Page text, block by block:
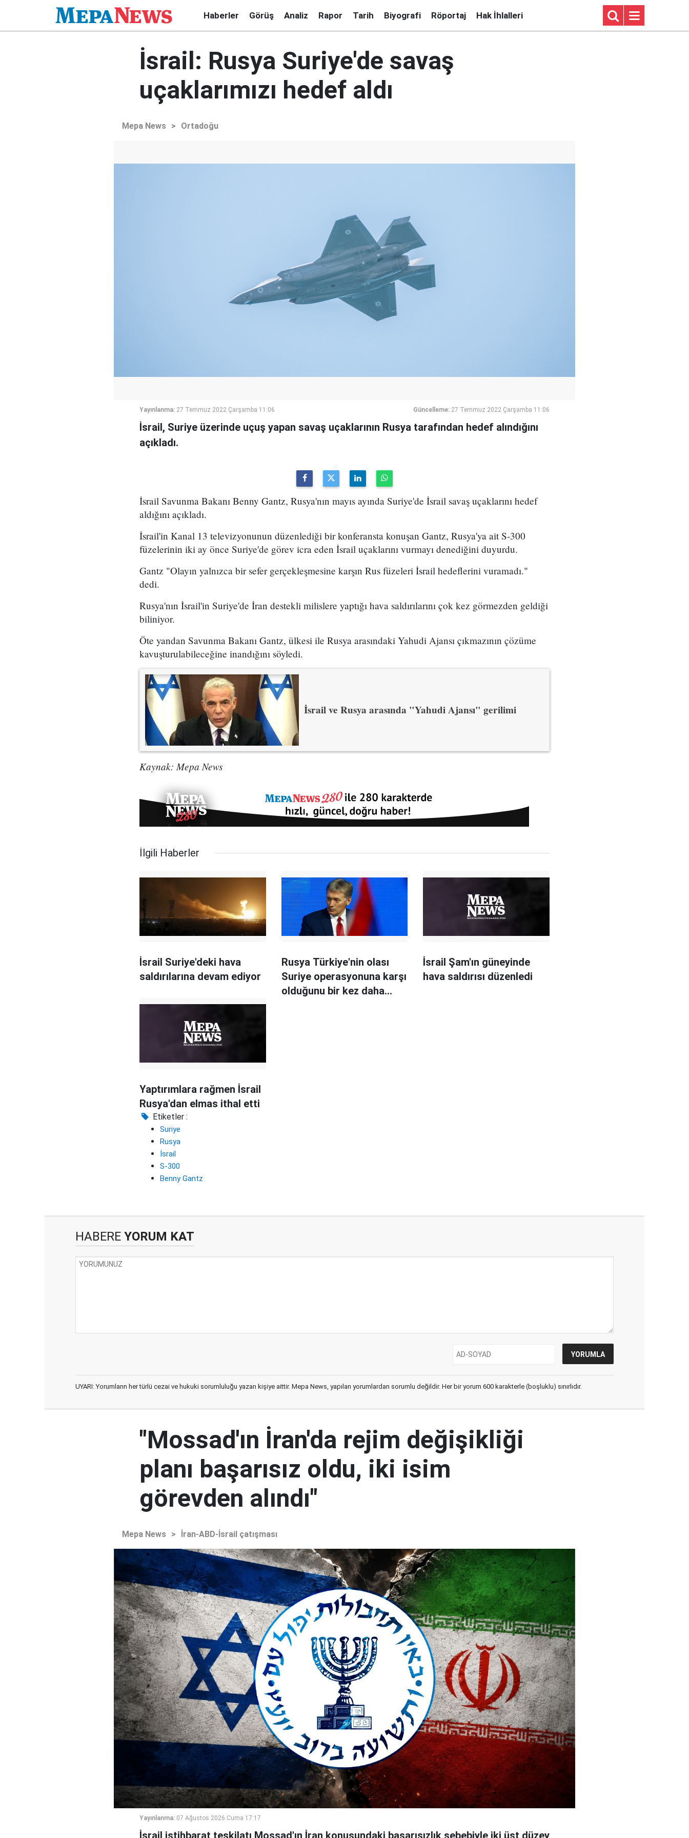
Haberler Görüş Analiz Rapor Tarih Biyografi Röportaj Hak İhlalleri
İsrail: Rusya Suriye'de savaş
uçaklarımızı hedef aldı
Mepa News > Ortadoğu
Yayınlanma: 27 Temmuz 2022 Çarşamba 11:06 Güncelleme: 27 Temmuz 2022 Çarşamba 11:06
İsrail, Suriye üzerinde uçuş yapan savaş uçaklarının Rusya tarafından hedef alındığını
açıkladı.
İsrail Savunma Bakanı Benny Gantz, Rusya'nın mayıs ayında Suriye'de İsrail savaş uçaklarını hedef
aldığını açıkladı.
İsrail'in Kanal 13 televizyonunun düzenlediği bir konferansta konuşan Gantz, Rusya'ya ait S-300
füzelerinin iki ay önce Suriye'de görev icra eden İsrail uçaklarını vurmayı denediğini duyurdu.
Gantz "Olayın yalnızca bir sefer gerçekleşmesine karşın Rus füzeleri İsrail hedeflerini vuramadı."
dedi.
Rusya'nın İsrail'in Suriye'de İran destekli milislere yaptığı hava saldırılarını çok kez görmezden geldiği
biliniyor.
Öte yandan Savunma Bakanı Gantz, ülkesi ile Rusya arasındaki Yahudi Ajansı çıkmazının çözüme
kavuşturulabileceğine inandığını söyledi.
İsrail ve Rusya arasında "Yahudi Ajansı" gerilimi
Kaynak: Mepa News
İlgili Haberler
İsrail Suriye'deki hava
saldırılarına devam ediyor
Rusya Türkiye'nin olası
Suriye operasyonuna karşı
olduğunu bir kez daha
İsrail Şam'ın güneyinde
hava saldırısı düzenledi
Yaptırımlara rağmen İsrail
Rusya'dan elmas ithal etti
Etiketler :
Suriye
Rusya
İsrail
S-300
Benny Gantz
HABERE YORUM KAT
UYARI: Yorumların her türlü cezai ve hukuki sorumluluğu yazan kişiye aittir. Mepa News, yapılan yorumlardan sorumlu değildir. Her bir yorum 600 karakterle (boşluklu) sınırlıdır.
"Mossad'ın İran'da rejim değişikliği
planı başarısız oldu, iki isim
görevden alındı"
Mepa News > İran-ABD-İsrail çatışması
Yayınlanma: 07 Ağustos 2026 Cuma 17:17
İsrail istihbarat teşkilatı Mossad'ın İran konusundaki başarısızlık sebebiyle iki üst düzey